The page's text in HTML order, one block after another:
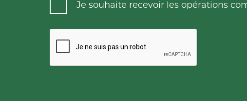
Je souhaite recevoir les opérations